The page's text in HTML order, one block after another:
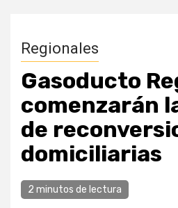
Regionales
Gasoducto
comenzarán
de
domiciliarias
2 minutos de lectura